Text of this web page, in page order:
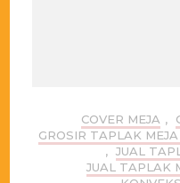
COVER MEJA ,
GROSIR TAPLAK MEJA
, JUAL
JUAL TAPLAK